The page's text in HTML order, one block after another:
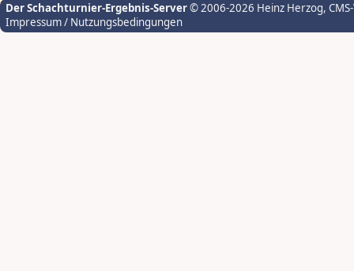
Der Schachturnier-Ergebnis-Server© 2006-2026 Heinz Herzog,
Impressum / Nutzungsbedingungen